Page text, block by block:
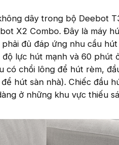
dây trong bộ Deebot
X2 Combo. Đây là máy
đủ đáp ứng nhu cầu
lực hút mạnh và 60
có chổi lông để hút rèm,
hút sàn nhà). Chiếc đầu
ở những khu vực thiếu